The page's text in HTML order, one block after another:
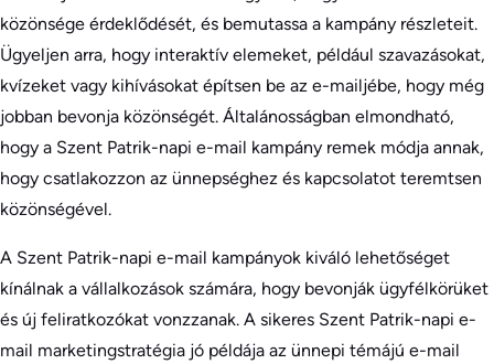
közönsége érdeklődését, és bemutassa a kampány részleteit.
Ügyeljen arra, hogy interaktív elemeket, például szavazásokat,
kvízeket vagy kihívásokat építsen be az e-mailjébe, hogy még
jobban bevonja közönségét. Általánosságban elmondható,
hogy a Szent Patrik-napi e-mail kampány remek módja annak,
hogy csatlakozzon az ünnepséghez és kapcsolatot teremtsen
közönségével.
A Szent Patrik-napi e-mail kampányok kiváló lehetőséget
kínálnak a vállalkozások számára, hogy bevonják ügyfélkörüket
és új feliratkozókat vonzzanak. A sikeres Szent Patrik-napi e-
mail marketingstratégia jó példája az ünnepi témájú e-mail